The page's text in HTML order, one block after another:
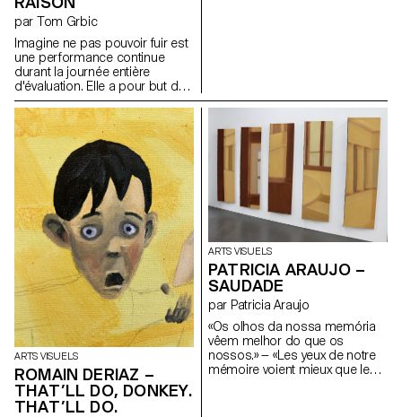
par Tom Grbic
Imagine ne pas pouvoir fuir est
une performance continue
durant la journée entière
d'évaluation. Elle a pour but de
montrer le principe de "travail
trans" théorisé par Josephine
Gilles Harris en 2019. J. G.
Harris met entre autre en
lumière le fait que les
personnes queer se doivent
d'entretenir un état constant
performatif afin de pouvoir
naviguer le monde de manière
"compréhensible". Avec une
activation de textes de Laurène
Marx, Tom Grbic, Josephine
Gilles Harris et Adel Tincelin,
c'est aussi un effort pour
s'inscrire dans une lignée, une
Histoire queer critique et
chaleureuse.
ARTS VISUELS
ROMAIN DERIAZ –
THAT’LL DO, DONKEY.
THAT’LL DO.
ARTS VISUELS
PATRICIA ARAUJO –
SAUDADE
par Patricia Araujo
«Os olhos da nossa memória
vêem melhor do que os
nossos.» — «Les yeux de notre
mémoire voient mieux que les